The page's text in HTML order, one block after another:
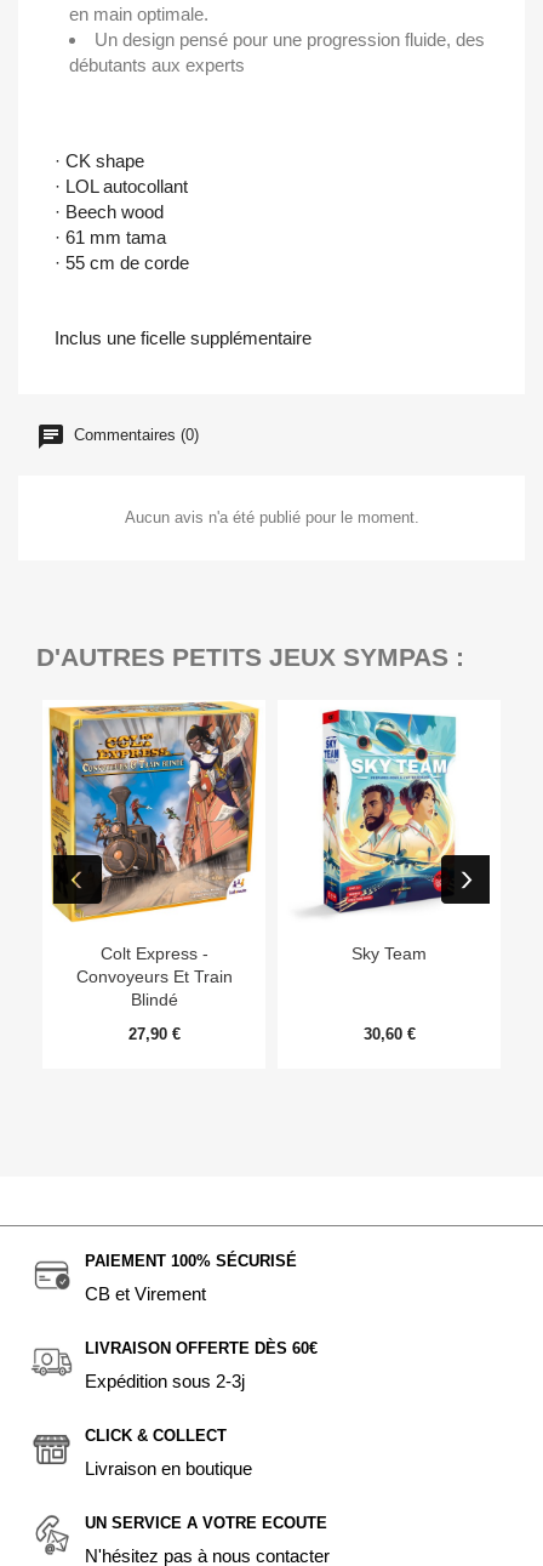
en main optimale.
Un design pensé pour une progression fluide, des
débutants aux experts
· CK shape
· LOL autocollant
· Beech wood
· 61 mm tama
· 55 cm de corde
Inclus une ficelle supplémentaire
Commentaires (0)
Aucun avis n'a été publié pour le moment.
D'AUTRES PETITS JEUX SYMPAS :
Colt Express -
Convoyeurs Et Train
Blindé
27,90 €
Sky Team
30,60 €
PAIEMENT 100% SÉCURISÉ
CB et Virement
LIVRAISON OFFERTE DÈS 60€
Expédition sous 2-3j
CLICK & COLLECT
Livraison en boutique
UN SERVICE A VOTRE ECOUTE
N'hésitez pas à nous contacter